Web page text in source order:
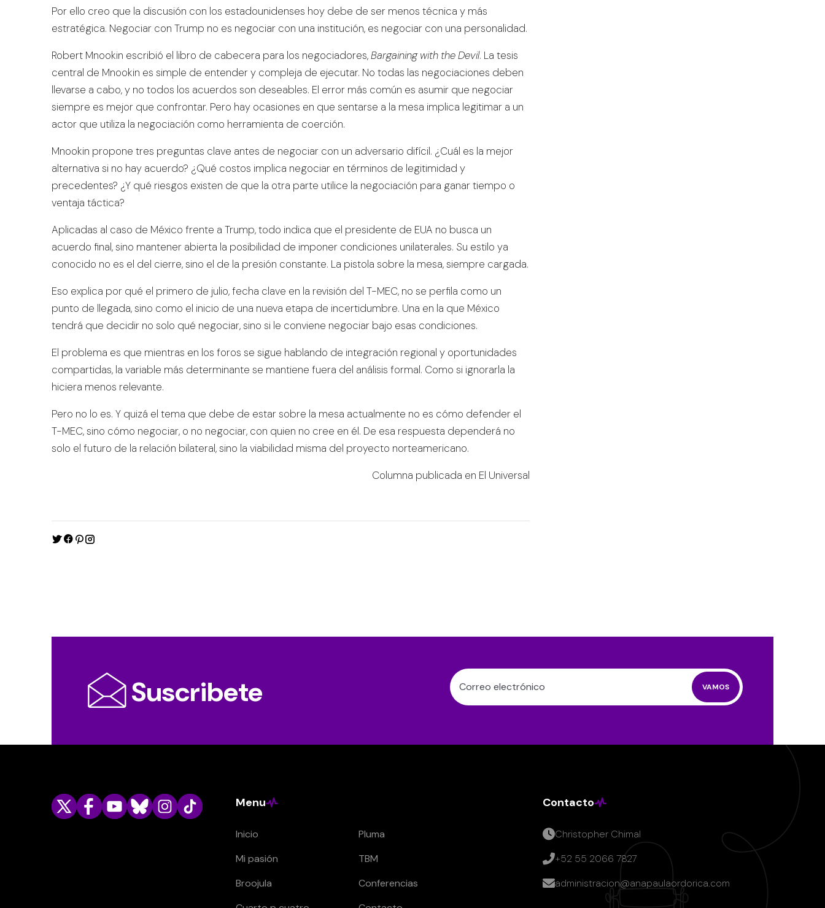
Por ello creo que la discusión con los estadounidenses hoy debe de ser menos técnica y más
estratégica. Negociar con Trump no es negociar con una institución, es negociar con una personalidad.
Robert Mnookin escribió el libro de cabecera para los negociadores,Bargaining with the Devil. La tesis
central de Mnookin es simple de entender y compleja de ejecutar. No todas las negociaciones deben
llevarse a cabo, y no todos los acuerdos son deseables. El error más común es asumir que negociar
siempre es mejor que confrontar. Pero hay ocasiones en que sentarse a la mesa implica legitimar a un
actor que utiliza la negociación como herramienta de coerción.
Mnookin propone tres preguntas clave antes de negociar con un adversario difícil. ¿Cuál es la mejor
alternativa si no hay acuerdo? ¿Qué costos implica negociar en términos de legitimidad y
precedentes? ¿Y qué riesgos existen de que la otra parte utilice la negociación para ganar tiempo o
ventaja táctica?
Aplicadas al caso de México frente a Trump, todo indica que el presidente de EUA no busca un
acuerdo final, sino mantener abierta la posibilidad de imponer condiciones unilaterales. Su estilo ya
conocido no es el del cierre, sino el de la presión constante. La pistola sobre la mesa, siempre cargada.
Eso explica por qué el primero de julio, fecha clave en la revisión del T-MEC, no se perfila como un
punto de llegada, sino como el inicio de una nueva etapa de incertidumbre. Una en la que México
tendrá que decidir no solo qué negociar, sino si le conviene negociar bajo esas condiciones.
El problema es que mientras en los foros se sigue hablando de integración regional y oportunidades
compartidas, la variable más determinante se mantiene fuera del análisis formal. Como si ignorarla la
hiciera menos relevante.
Pero no lo es. Y quizá el tema que debe de estar sobre la mesa actualmente no es cómo defender el
T-MEC, sino cómo negociar, o no negociar, con quien no cree en él. De esa respuesta dependerá no
solo el futuro de la relación bilateral, sino la viabilidad misma del proyecto norteamericano.
Columna publicada en El Universal
Suscribete VAMOS
Menu
Inicio
Mi pasión
Broojula
Pluma
TBM
Conferencias
Contacto
Christopher Chimal
+52 55 2066 7827
administracion@anapaulaordorica.com